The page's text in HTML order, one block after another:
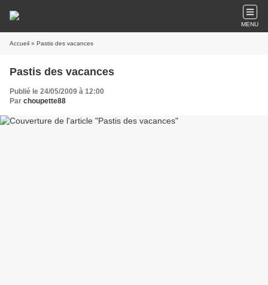
MENU
Accueil » Pastis des vacances
Pastis des vacances
Publié le 24/05/2009 à 12:00
Par choupette88